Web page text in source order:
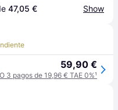
47,05 € Show
59,90 €
O 3 pagos de 19,96 € TAE 0%¹